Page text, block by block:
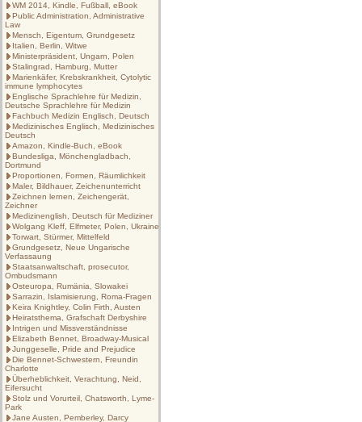
WM 2014, Kindle, Fußball, eBook
Public Administration, Administrative
Law
Mensch, Eigentum, Grundgesetz
Italien, Berlin, Witwe
Ministerpräsident, Ungarn, Polen
Stalingrad, Hamburg, Mutter
Marienkäfer, Krebskrankheit, Cytolytic
immune lymphocytes
Englische Sprachlehre für Medizin,
Deutsche Sprachlehre für Medizin
Fachbuch Medizin Englisch, Deutsch
Medizinisches Englisch, Medizinisches
Deutsch
Amazon, Kindle-Buch, eBook
Bundesliga, Mönchengladbach,
Dortmund
Proportionen, Formen, Räumlichkeit
Maler, Bildhauer, Zeichenunterricht
Zeichnen lernen, Zeichengerät,
Zeichner
Medizinenglish, Deutsch für Mediziner
Wolgang Kleff, Elfmeter, Polen, Ukraine
Torwart, Stürmer, Mittelfeld
Grundgesetz, Neue Ungarische
Verfassaung
Staatsanwaltschaft, prosecutor,
Ombudsmann
Osteuropa, Rumänia, Slowakei
Sarrazin, Islamisierung, Roma-Fragen
Keira Knightley, Colin Firth, Austen
Heiratsthema, Grafschaft Derbyshire
Intrigen und Missverständnisse
Elizabeth Bennet, Broadway-Musical
Junggeselle, Pride and Prejudice
Die Bennet-Schwestern, Freundin
Charlotte
Überheblichkeit, Verachtung, Neid,
Eifersucht
Stolz und Vorurteil, Chatsworth, Lyme-
Park
Jane Austen, Pemberley, Darcy